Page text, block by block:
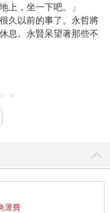
上，坐一下吧。」
久以前的事了。永哲將
息。永賢呆望著那些不
久了。」
？」
晚而已。排隊等待也是
頭看地板。
熟面孔。他嚇了一跳，
運費